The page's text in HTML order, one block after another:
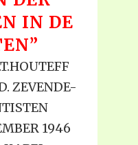
IN DE
ZEVENDE-
1946